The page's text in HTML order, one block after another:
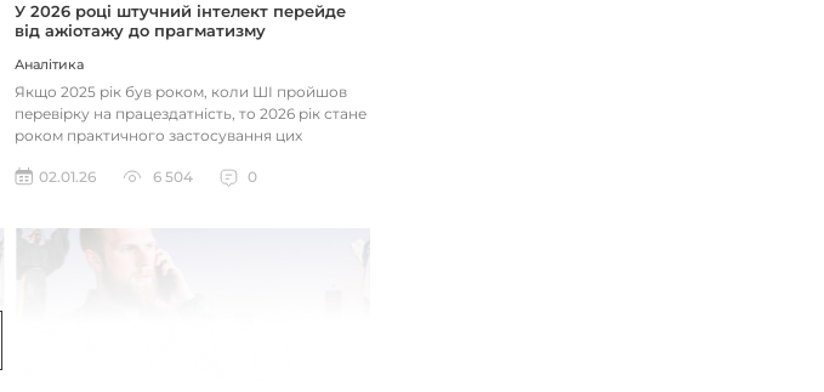
У 2026 році штучний інтелект перейде
від ажіотажу до прагматизму
Аналітика
Якщо 2025 рік був роком, коли ШІ пройшов
перевірку на працездатність, то 2026 рік стане
роком практичного застосування цих
02.01.26
6 504 0